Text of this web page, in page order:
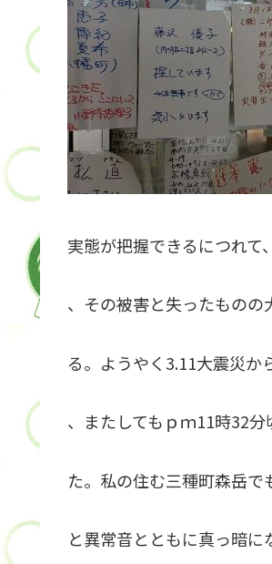
実態が把握できるにつれて
、その被害と失ったもの
る。ようやく3.11大震災か
、またしてもｐｍ11時32
た。私の住む三種町森岳
と異常音とともに真っ暗に